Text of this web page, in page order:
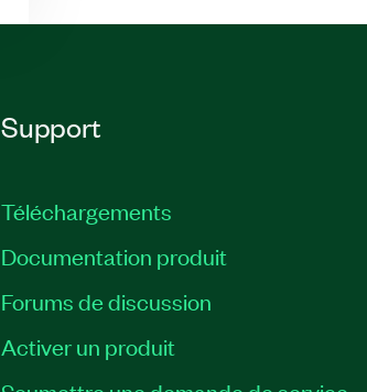
Support
Téléchargements
Documentation produit
Forums de discussion
Activer un produit